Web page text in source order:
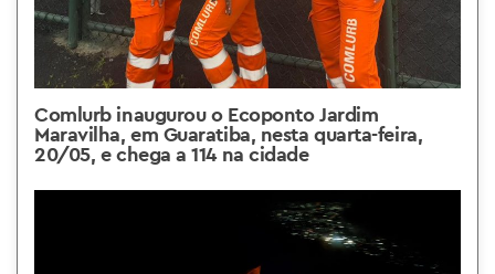
Comlurb inaugurou o Ecoponto Jardim
Maravilha, em Guaratiba, nesta quarta-feira,
20/05, e chega a 114 na cidade